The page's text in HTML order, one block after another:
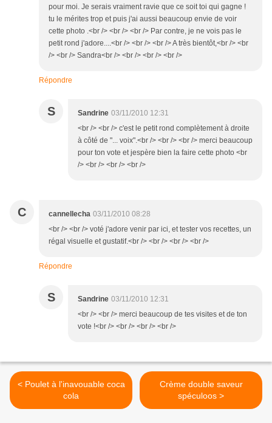
pour moi. Je serais vraiment ravie que ce soit toi qui gagne !
tu le mérites trop et puis j'ai aussi beaucoup envie de voir
cette photo .<br /> <br /> <br /> Par contre, je ne vois pas le
petit rond j'adore....<br /> <br /> <br /> A très bientôt,<br /> <br
/> <br /> Sandra<br /> <br /> <br /> <br />
Répondre
S Sandrine 03/11/2010 12:31
<br /> <br /> c'est le petit rond complètement à droite
à côté de "... voix".<br /> <br /> <br /> merci beaucoup
pour ton vote et jespère bien la faire cette photo <br
/> <br /> <br /> <br />
C cannellecha 03/11/2010 08:28
<br /> <br /> voté j'adore venir par ici, et tester vos recettes, un
régal visuelle et gustatif.<br /> <br /> <br /> <br />
Répondre
S Sandrine 03/11/2010 12:31
<br /> <br /> merci beaucoup de tes visites et de ton
vote !<br /> <br /> <br /> <br />
< Poulet à l'inavouable coca
cola
Crème double saveur
spéculoos >